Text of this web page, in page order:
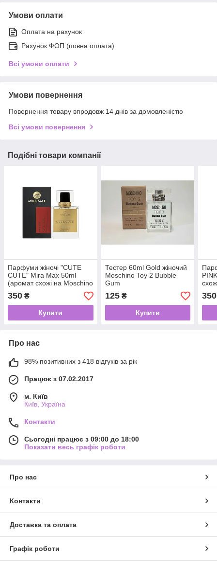
Умови оплати
Оплата на рахунок
Рахунок ФОП (повна оплата)
Всі умови оплати
Умови повернення
Повернення товару впродовж 14 днів за домовленістю
Всі умови повернення
Подібні товари компанії
Парфуми жіночі "CUTE
CUTE" Mira Max 50ml
(аромат схожі на Moschino
I Love Love)
350 ₴
Купити
Тестер 60ml Gold жіночий
Moschino Toy 2 Bubble
Gum
125₴
Купити
350
Про нас
98% позитивних з 418 відгуків за рік
Працює з 07.02.2017
м. Київ
Київ, Україна
Контакти
Сьогодні працює з 09:00 до 18:00
Показати весь графік роботи
Про нас
Контакти
Доставка та оплата
Графік роботи